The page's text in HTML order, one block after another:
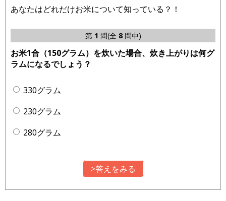
あなたはどれだけお米について知っている？！
第 1 問(全 8問中)
お米1合（150グラム）を炊いた場合、炊き上がりは何グ
ラムになるでしょう？
330グラム
230グラム
280グラム
>答えをみる